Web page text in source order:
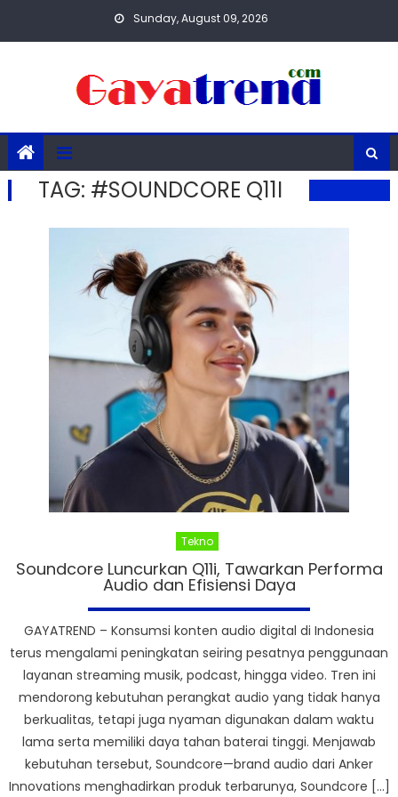
Sunday, August 09, 2026
TAG: #SOUNDCORE Q11I
Tekno
Soundcore Luncurkan Q11i, Tawarkan Performa
Audio dan Efisiensi Daya
GAYATREND – Konsumsi konten audio digital di Indonesia
terus mengalami peningkatan seiring pesatnya penggunaan
layanan streaming musik, podcast, hingga video. Tren ini
mendorong kebutuhan perangkat audio yang tidak hanya
berkualitas, tetapi juga nyaman digunakan dalam waktu
lama serta memiliki daya tahan baterai tinggi. Menjawab
kebutuhan tersebut, Soundcore—brand audio dari Anker
Innovations menghadirkan produk terbarunya, Soundcore […]